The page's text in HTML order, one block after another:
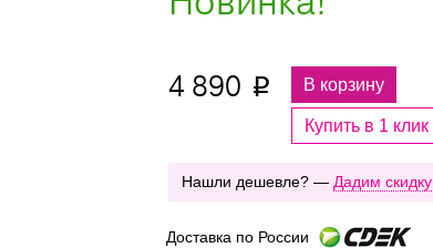
4 890 p В корзину
Купить в 1 клик
Нашли дешевле? — Дадим скидку
Доставка по России